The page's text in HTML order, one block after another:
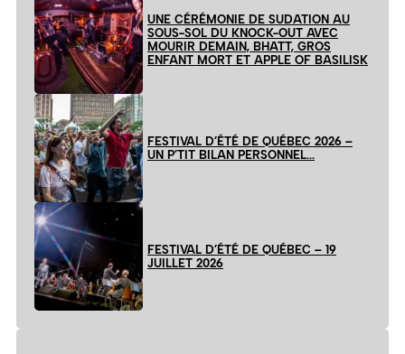
UNE CÉRÉMONIE DE SUDATION AU
SOUS-SOL DU KNOCK-OUT AVEC
MOURIR DEMAIN, BHATT, GROS
ENFANT MORT ET APPLE OF BASILISK
FESTIVAL D’ÉTÉ DE QUÉBEC 2026 –
UN P’TIT BILAN PERSONNEL…
FESTIVAL D’ÉTÉ DE QUÉBEC – 19
JUILLET 2026